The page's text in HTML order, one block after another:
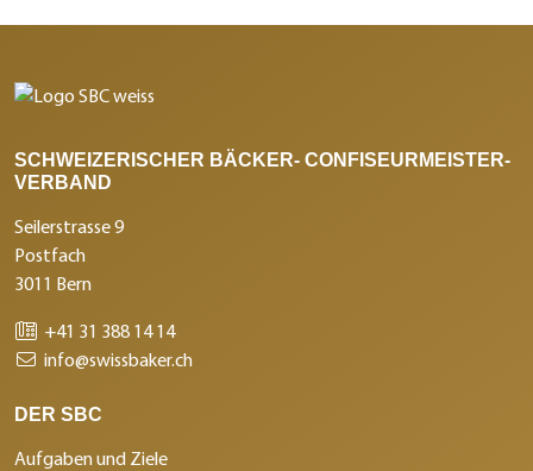
SCHWEIZERISCHER BÄCKER- CONFISEURMEISTER-
VERBAND
Seilerstrasse 9
Postfach
3011 Bern
+41 31 388 14 14
info@swissbaker.ch
DER SBC
Aufgaben und Ziele